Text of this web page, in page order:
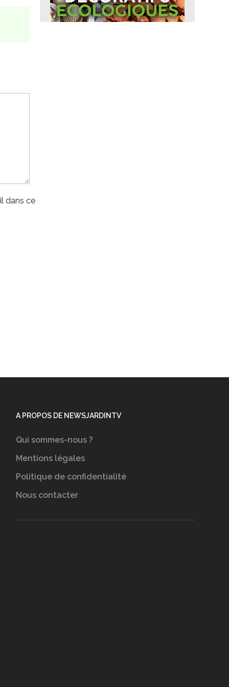
dans ce
A PROPOS DE NEWSJARDINTV
Qui sommes-nous ?
Mentions légales
Politique de confidentialité
Nous contacter